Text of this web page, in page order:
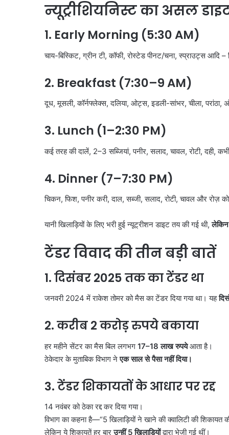
न्यूट्रीशियनिस्ट का असल
1. Early Morning (5:30 AM)
चाय-बिस्किट, ग्रीन टी, कॉफी, रोस्टेड पीनट/चना, स्प्राउट्स
2. Breakfast (7:30–9 AM)
दूध, मूसली, कॉर्नफ्लेक्स, दलिया, ओट्स, इडली-सांभर, चीला,
3. Lunch (1–2:30 PM)
कई तरह की दालें, 2–3 सब्जियां, पनीर, सलाद, चावल, रोटी, दही,
4. Dinner (7–7:30 PM)
चिकन, फिश, पनीर करी, दाल, सब्जी, सलाद, रोटी, चावल और
यानी खिलाड़ियों के लिए भरी हुई न्यूट्रीशन डाइट तय की गई थी,लेकिन
टेंडर विवाद की तीन बड़ी बातें
1.दिसंबर2025तक का टेंडर था
जनवरी 2024 में राकेश तोमर को मैस का टेंडर दिया गया था। यह
2.करीब2करोड़ रुपये बकाया
हर महीने सेंटर का मैस बिल लगभग 17–18लाख रुपयेआता है।
ठेकेदार के मुताबिक विभाग नेएक साल से पैसा नहीं दिया।
3.टेंडर शिकायतों के आधार पर रद्द
14 नवंबर को ठेका रद्द कर दिया गया।
विभाग का कहना है—“5 खिलाड़ियों ने खाने की क्वालिटी की शिकायत
लेकिन ये शिकायतें हर बारउन्हीं5खिलाड़ियोंद्वारा भेजी गई थीं।